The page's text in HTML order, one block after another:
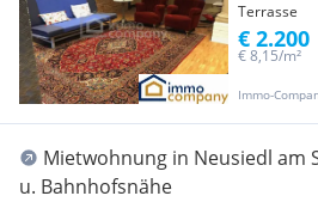
Terrasse
Immo-
€ 8,15/m²
€ 2.200
Mietwohnung in Neusiedl am
u. Bahnhofsnähe